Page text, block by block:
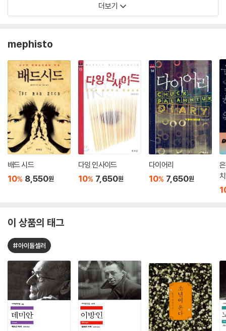
더보기
mephisto
배드 시드
10% 8,550원
다잉 인사이드
10% 7,650원
다이어리
10% 7,650원
이 상품의 태그
#아이돌셀러